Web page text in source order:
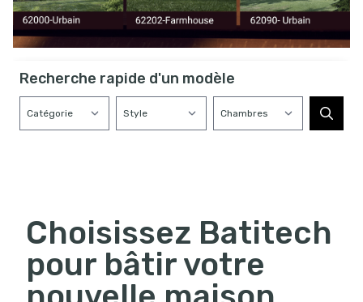
Recherche rapide d'un modèle
Choisissez Batitech
pour bâtir votre